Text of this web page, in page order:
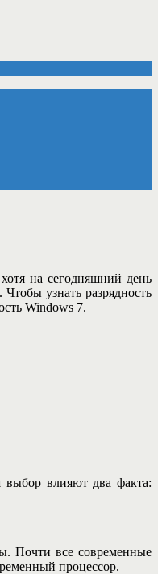
на сегодняшний день
узнать разрядность
Windows 7.
влияют два факта:
Почти все современные
процессор.